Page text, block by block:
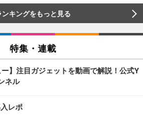
ンキングをもっと見る
特集・連載
ー】注目ガジェットを動画で解説！公式Y
ネル
レポ